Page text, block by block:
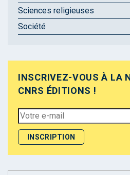
Sciences religieuses
Société
INSCRIVEZ-VOUS À LA
CNRS ÉDITIONS !